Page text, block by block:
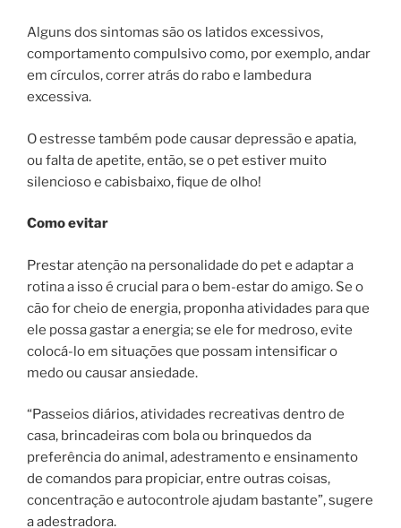
Alguns dos sintomas são os latidos excessivos,
comportamento compulsivo como, por exemplo, andar
em círculos, correr atrás do rabo e lambedura
excessiva.
O estresse também pode causar depressão e apatia,
ou falta de apetite, então, se o pet estiver muito
silencioso e cabisbaixo, fique de olho!
Como evitar
Prestar atenção na personalidade do pet e adaptar a
rotina a isso é crucial para o bem-estar do amigo. Se o
cão for cheio de energia, proponha atividades para que
ele possa gastar a energia; se ele for medroso, evite
colocá-lo em situações que possam intensificar o
medo ou causar ansiedade.
“Passeios diários, atividades recreativas dentro de
casa, brincadeiras com bola ou brinquedos da
preferência do animal, adestramento e ensinamento
de comandos para propiciar, entre outras coisas,
concentração e autocontrole ajudam bastante”, sugere
a adestradora.